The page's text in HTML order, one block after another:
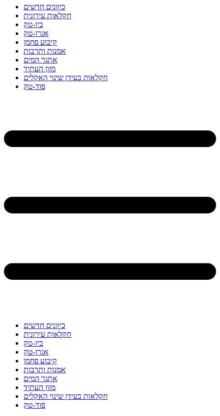
כיוונים חדשים
חקלאות עירונית
ביו-טק
אגרו-טק
קיבוע פחמן
אמנות ותרבות
אתגר המים
מזון העתיד
חקלאות בעידן שינוי האקלים
פוד-טק
כיוונים חדשים
חקלאות עירונית
ביו-טק
אגרו-טק
קיבוע פחמן
אמנות ותרבות
אתגר המים
מזון העתיד
חקלאות בעידן שינוי האקלים
פוד-טק